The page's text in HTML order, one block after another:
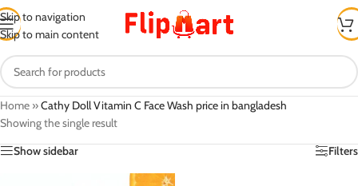
Skip to navigation
Skip to main content
Home »Cathy Doll Vitamin C Face Wash price in bangladesh
Showing the single result
Show sidebar
Filters